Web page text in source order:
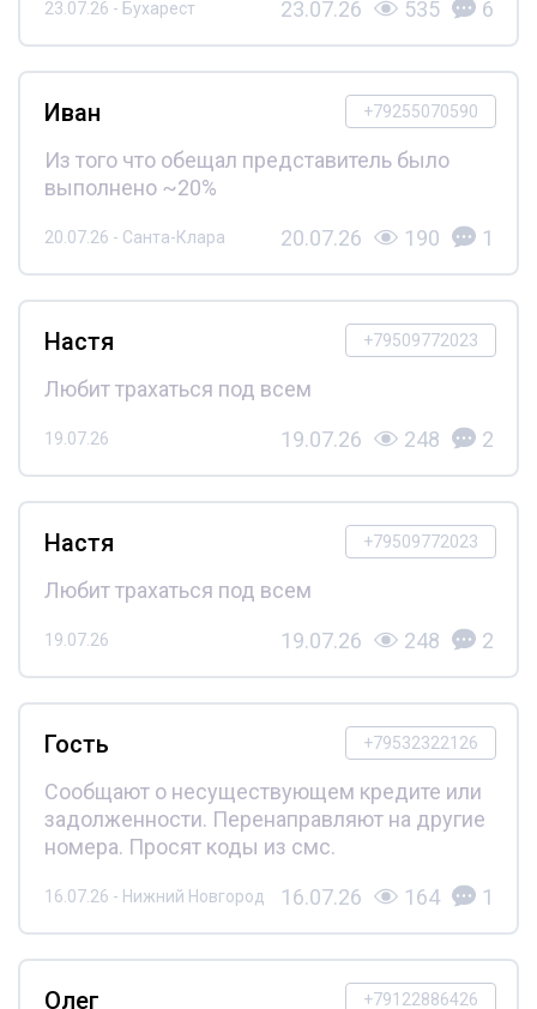
23.07.26 - Бухарест 23.07.26 535 6
+79255070590
Иван
Из того что обещал представитель было
выполнено ~20%
20.07.26 - Санта-Клара 20.07.26 190 1
+79509772023
Настя
Любит трахаться под всем
19.07.26 19.07.26 248 2
+79509772023
Настя
Любит трахаться под всем
19.07.26 19.07.26 248 2
+79532322126
Гость
Сообщают о несуществующем кредите или
задолженности. Перенаправляют на другие
номера. Просят коды из смс.
16.07.26 - Нижний Новгород 16.07.26 164 1
+79122886426
Олег